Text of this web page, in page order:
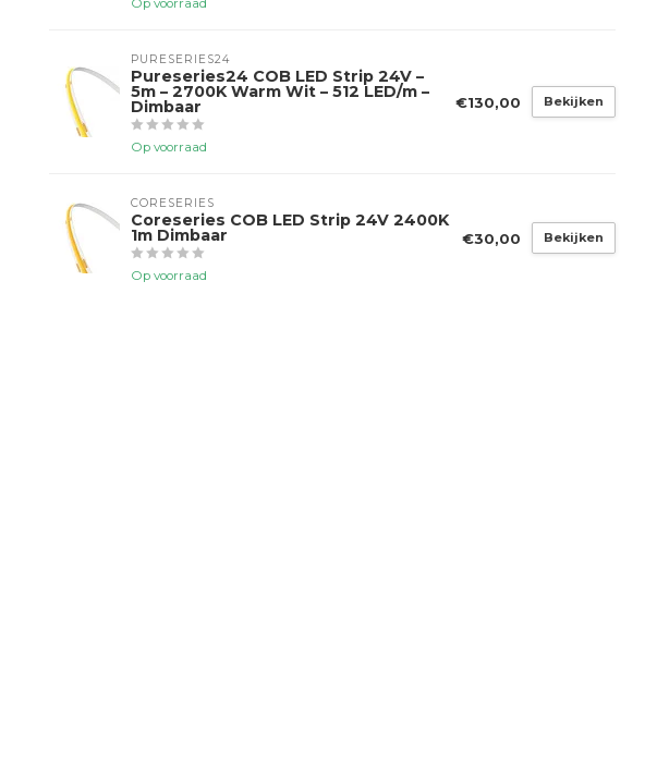
Op voorraad
PURESERIES24
Pureseries24 COB LED Strip 24V –
5m – 2700K Warm Wit – 512 LED/m –
Dimbaar
Op voorraad
€130,00 Bekijken
CORESERIES
Coreseries COB LED Strip 24V 2400K
1m Dimbaar
Op voorraad
€30,00 Bekijken